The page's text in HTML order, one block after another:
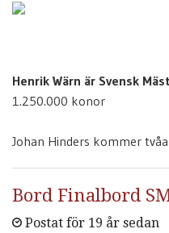
Henrik Wärn är Svensk
1.250.000 konor
Johan Hinders kommer
Bord Finalbord
Postat för 19 år sedan